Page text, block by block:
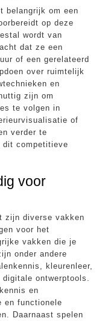
belangrijk om een
op deze
wordt van
dat ze een
of een gerelateerd
over ruimtelijk
en
zijn om
te volgen in
of
verder te
dit competitieve
voor
zijn diverse vakken
voor het
vakken die je
onder andere
kleurenleer,
ontwerptools.
en
en functionele
Daarnaast spelen